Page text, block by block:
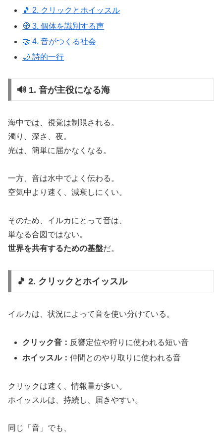
🎵 2. クリックとホイッスル
🧭 3. 個体を識別する声
🤝 4. 音がつくる社会
🌙 詩的一行
🔊 1. 音が主役になる海
海中では、視覚は制限される。
濁り、深さ、夜。
光は、簡単に届かなくなる。
一方、音は水中でよく伝わる。
空気中より速く、減衰しにくい。
そのため、イルカにとって音は、
単なる合図ではない。
世界を共有するための基盤だ。
🎵 2. クリックとホイッスル
イルカは、状況によって音を使い分けている。
クリック音： 反響定位や狩りに使われる短い音
ホイッスル：仲間とのやり取りに使われる音
クリックは速く、情報量が多い。
ホイッスルは、持続し、届きやすい。
同じ「音」でも、